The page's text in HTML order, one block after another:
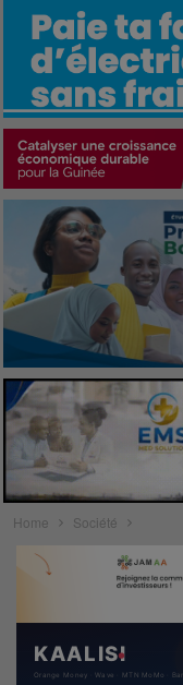
Home Société